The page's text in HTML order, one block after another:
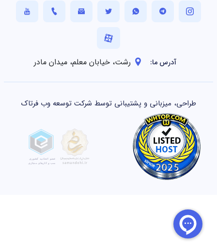
آدرس ما: رشت، خیابان معلم، میدان مادر
طراحی، میزبانی و پشتیبانی توسط شرکت توسعه وب فرتاک